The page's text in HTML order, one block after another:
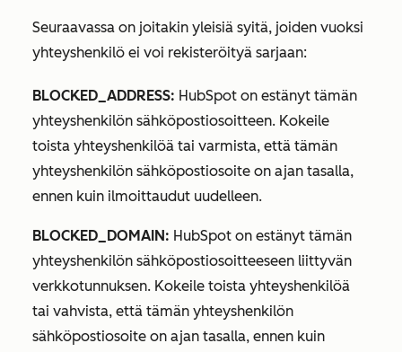
Seuraavassa on joitakin yleisiä syitä, joiden vuoksi
yhteyshenkilö ei voi rekisteröityä sarjaan:
BLOCKED_ADDRESS: HubSpot on estänyt tämän
yhteyshenkilön sähköpostiosoitteen. Kokeile
toista yhteyshenkilöä tai varmista, että tämän
yhteyshenkilön sähköpostiosoite on ajan tasalla,
ennen kuin ilmoittaudut uudelleen.
BLOCKED_DOMAIN: HubSpot on estänyt tämän
yhteyshenkilön sähköpostiosoitteeseen liittyvän
verkkotunnuksen. Kokeile toista yhteyshenkilöä
tai vahvista, että tämän yhteyshenkilön
sähköpostiosoite on ajan tasalla, ennen kuin